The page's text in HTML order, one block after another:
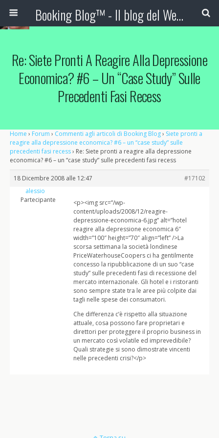
Booking Blog™ - Il blog del Web Marketing Turistico
Re: Siete Pronti A Reagire Alla Depressione
Economica? #6 – Un “case Study” Sulle
Precedenti Fasi Recess
Home › Forum › Commenti agli articoli di Booking Blog› Siete pronti a
reagire alla depressione economica? #6 – un “case study” sulle
precedenti fasi recess› Re: Siete pronti a reagire alla depressione
economica? #6 – un “case study” sulle precedenti fasi recess
18 Dicembre 2008 alle 12:47
#17102
alessio
Partecipante
<p><img src=”/wp-
content/uploads/2008/12/reagire-
depressione-economica-6.jpg” alt=”hotel
reagire alla depressione economica 6″
width=”100″ height=”70″ align=”left” />La
scorsa settimana la società londinese
PriceWaterhouseCoopers ci ha gentilmente
concesso la ripubblicazione di un suo “case
study” sulle precedenti fasi di recessione del
mercato internazionale. Gli hotel e i ristoranti
sono sempre state tra le aree più colpite dai
tagli nelle spese dei consumatori.
Che differenza c’è rispetto alla situazione
attuale, cosa possono fare proprietari e
direttori per proteggere il proprio business in
un mercato così volatile ed imprevedibile?
Quali strategie si sono dimostrate vincenti
nelle precedenti crisi?</p>